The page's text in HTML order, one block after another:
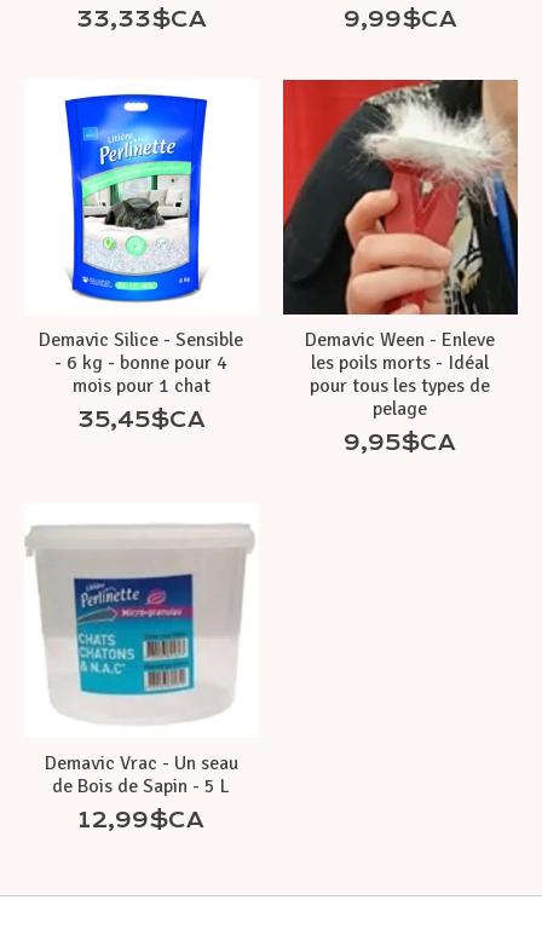
33,33$CA
9,99$CA
Demavic Silice - Sensible
- 6 kg - bonne pour 4
mois pour 1 chat
35,45$CA
Demavic Ween - Enleve
les poils morts - Idéal
pour tous les types de
pelage
9,95$CA
Demavic Vrac - Un seau
de Bois de Sapin - 5 L
12,99$CA